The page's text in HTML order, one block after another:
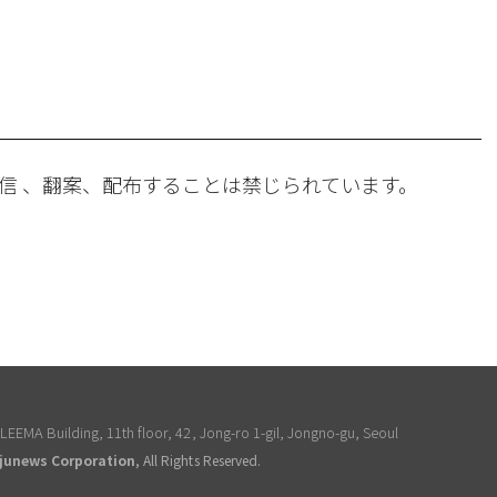
、翻案、配布することは禁じられています。
Building, 11th floor, 42, Jong-ro 1-gil, Jongno-gu, Seoul
Corporation, All Rights Reserved.